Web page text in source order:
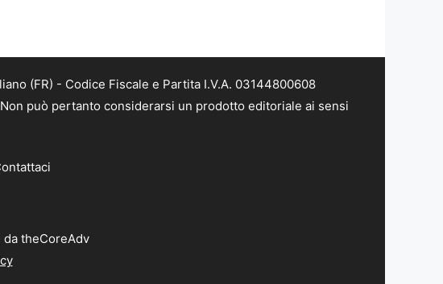
(FR) - Codice Fiscale e Partita I.V.A. 03144800608
può pertanto considerarsi un prodotto editoriale ai sensi
theCoreAdv